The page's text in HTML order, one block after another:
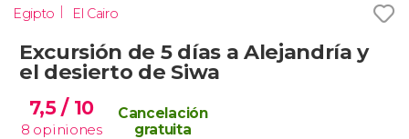
Egipto El Cairo
Excursión de 5 días a Alejandría y
el desierto de Siwa
7,5/ 10
8 opiniones
Cancelación
gratuita